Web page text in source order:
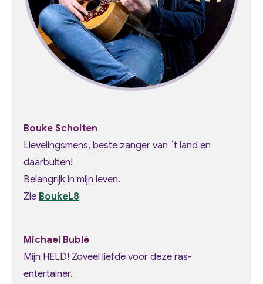
Bouke Scholten
Lievelingsmens, beste zanger van ´t land en
daarbuiten!
Belangrijk in mijn leven.
Zie BoukeL8
Michael Bublé
Mijn HELD! Zoveel liefde voor deze ras-
entertainer.